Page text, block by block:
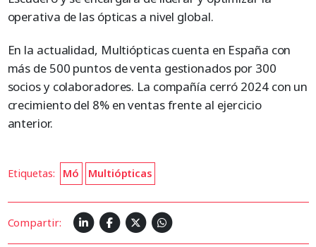
operativa de las ópticas a nivel global.
En la actualidad, Multiópticas cuenta en España con
más de 500 puntos de venta gestionados por 300
socios y colaboradores. La compañía cerró 2024 con un
crecimiento del 8% en ventas frente al ejercicio
anterior.
Etiquetas: Mó Multiópticas
Compartir: